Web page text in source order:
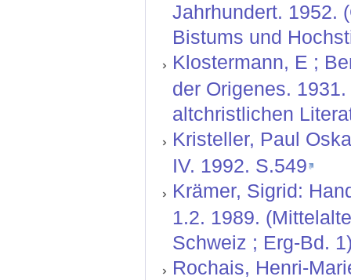
Jahrhundert. 1952.
Bistums und
Klostermann, E ;
der Origenes.
altchristlichen
Kristeller, Paul
IV. 1992. S.549
Krämer, Sigrid:
1.2. 1989.
Schweiz ; Erg-Bd.
Rochais, Henri-